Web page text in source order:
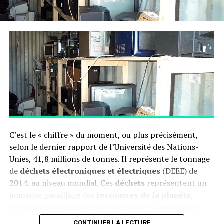
accumulateurs usagéssont répartis sur le territoire
parmi les enseignes de la distribution, les déchèteries et
les entreprises.
RUBRIQUES CONNEXES:
GESTION DES DÉCHETS
PILES ET ACCUMULATEURS
PILES ET ACCUMULATEURS USAGÉS
RECYCLAGE
RECYCLAGE PILES
TRIER DÉCHETS
SUIVANT
13, 1%
12 000
C’est le « chiffre » du moment, ou plus précisément,
selon le dernier rapport de l’Université des Nations-
Unies, 41,8 millions de tonnes. Il représente le tonnage
de déchets électroniques et électriques(DEEE) de
2014, au niveau mondial. Ces déchets représentent un
« vie ». Economiquement, le gâchis n’est pas moindre,